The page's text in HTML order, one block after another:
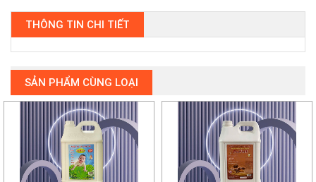
THÔNG TIN CHI TIẾT
SẢN PHẨM CÙNG LOẠI